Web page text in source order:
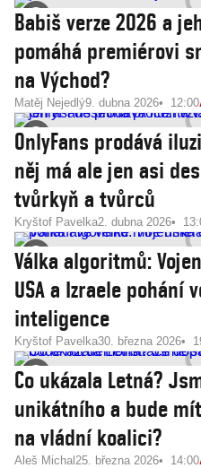
Babiš verze 2026 a
pomáhá premiérovi
na Východ?
Matěj Nejedlý9. dubna 2026 12:00
OnlyFans prodává
něj má ale jen asi
tvůrkyň a tvůrců
Kryštof Pavelka2. dubna 2026
Válka algoritmů:
USA a Izraele pohání
inteligence
Kryštof Pavelka30. března 2026
Co ukázala Letná?
unikátního a bude
na vládní koalici?
Aleš Michal 25. března 2026 14:00